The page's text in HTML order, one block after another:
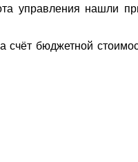
управления нашли
бюджетной